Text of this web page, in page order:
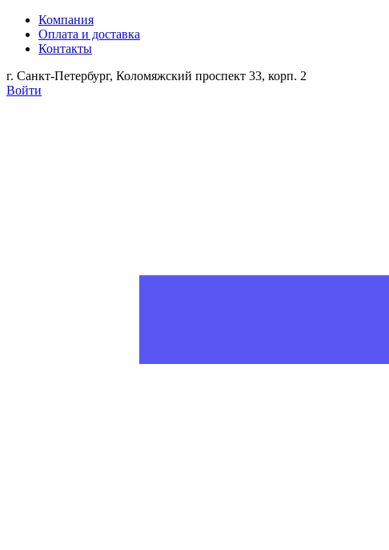
Компания
Оплата и доставка
Контакты
г. Санкт-Петербург, Коломяжский проспект 33, корп. 2
Войти